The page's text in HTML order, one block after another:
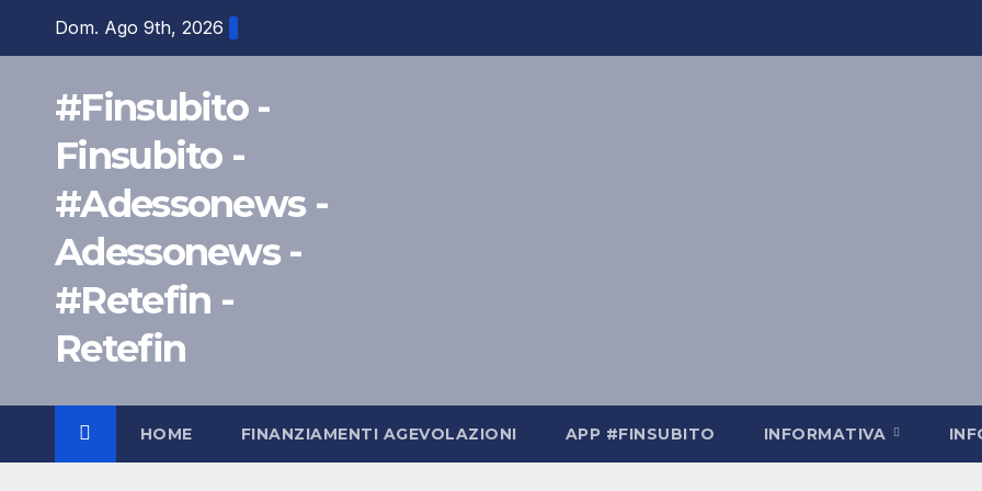
Dom. Ago 9th, 2026
#Finsubito -
Finsubito -
#Adessonews -
Adessonews -
#Retefin -
Retefin
HOME FINANZIAMENTI AGEVOLAZIONI APP #FINSUBITO INFORMATIVA